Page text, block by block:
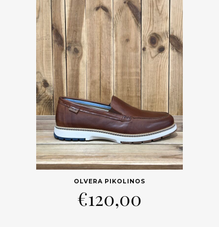
OLVERA PIKOLINOS
€120,00